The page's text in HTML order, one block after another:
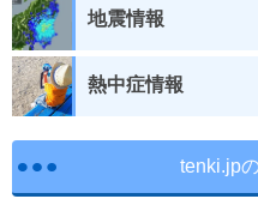
地震情報
熱中症情報
tenki.jp